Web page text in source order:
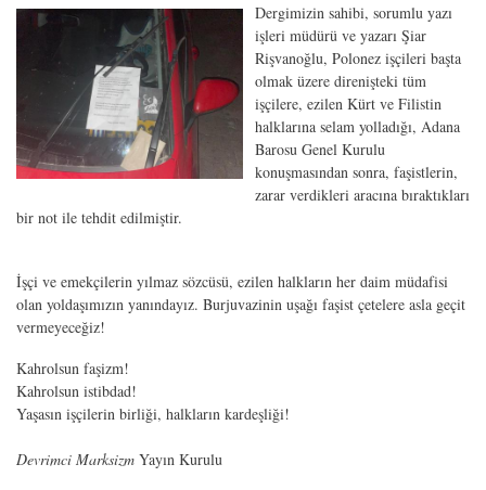
Dergimizin sahibi, sorumlu yazı
işleri müdürü ve yazarı Şiar
Rişvanoğlu, Polonez işçileri başta
olmak üzere direnişteki tüm
işçilere, ezilen Kürt ve Filistin
halklarına selam yolladığı, Adana
Barosu Genel Kurulu
konuşmasından sonra, faşistlerin,
zarar verdikleri aracına bıraktıkları
bir not ile tehdit edilmiştir.
İşçi ve emekçilerin yılmaz sözcüsü, ezilen halkların her daim müdafisi
olan yoldaşımızın yanındayız. Burjuvazinin uşağı faşist çetelere asla geçit
vermeyeceğiz!
Kahrolsun faşizm!
Kahrolsun istibdad!
Yaşasın işçilerin birliği, halkların kardeşliği!
Devrimci Marksizm Yayın Kurulu